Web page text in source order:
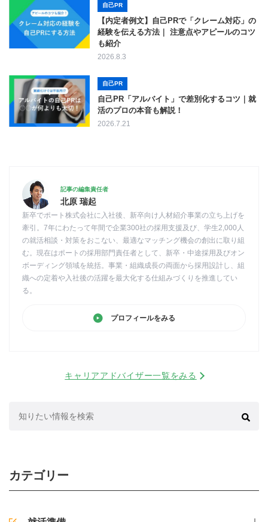
自己PR
【内定者例文】自己PRで「クレーム対応」の
経験を伝える方法｜ 注意点やアピールのコツ
も紹介
2026.8.3
自己PR
自己PR「アルバイト」で差別化するコツ｜就
活のプロの本音も解説！
2026.7.21
記事の編集責任者
北原 瑞起
新卒でポート株式会社に入社後、新卒向け人材紹介事業の立ち上げを
牽引。7年にわたって年間で企業300社の採用支援及び、学生2,000人
の就活相談・対策をおこない、最適なマッチング機会の創出に取り組
む。現在はポートの採用部門責任者として、新卒・中途採用及びオン
ボーディング領域を統括。事業・組織成長の両面から採用設計し、組
織への定着や入社後の活躍を最大化する仕組みづくりを推進してい
る。
プロフィールをみる
キャリアアドバイザー一覧をみる
カテゴリー